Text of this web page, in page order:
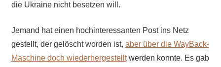
die Ukraine nicht besetzen will.
Jemand hat einen hochinteressanten Post ins Netz
gestellt, der gelöscht worden ist, aber über die WayBack-
Maschine doch wiederhergestelltwerden konnte. Es gab